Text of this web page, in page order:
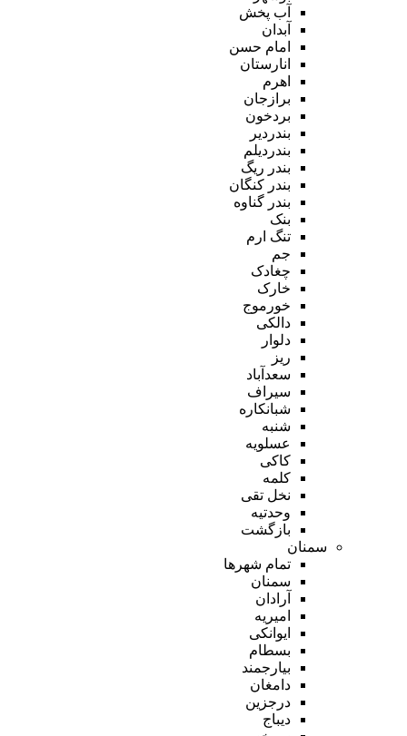
آب پخش
آبدان
امام حسن
انارستان
اهرم
برازجان
بردخون
بندردیر
بندردیلم
بندر ریگ
بندر کنگان
بندر گناوه
بنک
تنگ ارم
جم
چغادک
خارک
خورموج
دالکی
دلوار
ریز
سعدآباد
سیراف
شبانکاره
شنبه
عسلویه
کاکی
کلمه
نخل تقی
وحدتیه
بازگشت
سمنان
تمام شهر‌ها
سمنان
آرادان
امیریه
ایوانکی
بسطام
بیارجمند
دامغان
درجزین
دیباج